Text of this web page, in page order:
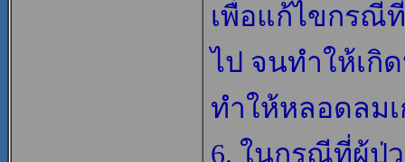
เพื่อแก้ไขกรณีที่
ไป จนทำให้เกิ
ทำให้หลอดลม
6. ในกรณีที่ผู้ป่